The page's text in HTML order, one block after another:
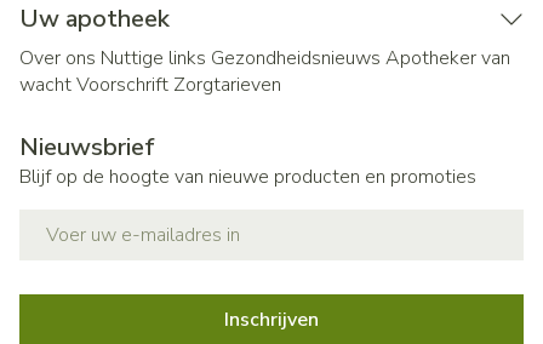
Uw apotheek
Over ons Nuttige links Gezondheidsnieuws Apotheker van
wachtVoorschrift Zorgtarieven
Nieuwsbrief
Blijf op de hoogte van nieuwe producten en promoties
Inschrijven